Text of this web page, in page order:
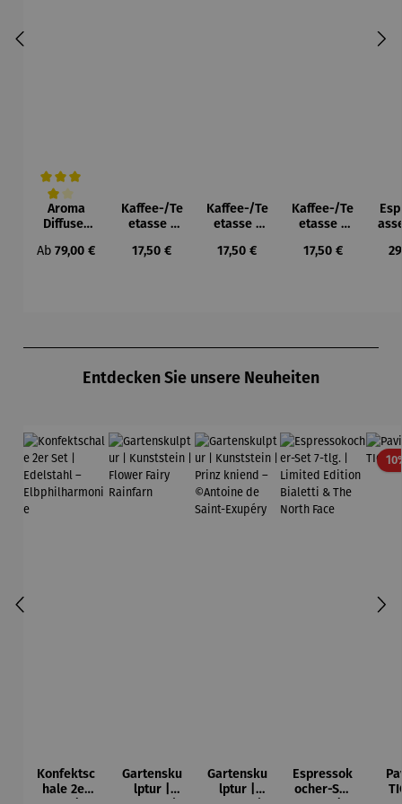
Durchschnittliche Bewertung von 4 von 5 Sternen
Aroma
Diffuser
Laterne –
Regulärer Preis:
Ab79,00 €
Kaffee-/Te
etasse |
en
Regulärer Preis:
17,50 €
Kaffee-/Te
etasse |
Regulärer Preis:
17,50 €
Kaffee-/Te
etasse |
n
Regulärer Preis:
17,50 €
Entdecken Sie unsere Neuheiten
Konfektsc
hale 2er
Gartensku
lptur |
Gartensku
lptur |
Espressok
ocher-Set